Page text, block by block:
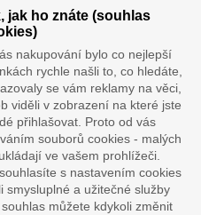
dopravcem
jak ho znáte (souhlas
nakupování bylo co nejlepší
rychle našli to, co hledáte,
se vám reklamy na věci,
viděli v zobrazení na které jste
přihlašovat. Proto od vás
souborů cookies - malých
ve vašem prohlížeči.
s nastavením cookies
smysluplné a užitečné služby
můžete kdykoli změnit